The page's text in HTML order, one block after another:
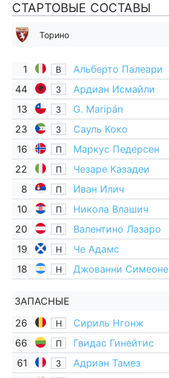
СТАРТОВЫЕ СОСТАВЫ
Торино
1 В Альберто Палеари
44 З Ардиан Исмайли
13 З G. Maripán
23 З Сауль Коко
16 П Маркус Педерсен
22 П Чезаре Казадеи
8 П Иван Илич
10 П Никола Влашич
20 П Валентино Лазаро
19 Н Че Адамс
18 Н Джованни Симеоне
ЗАПАСНЫЕ
26
Н Сириль Нгонж
66 П Гвидас Гинейтис
61 З Адриан Тамез